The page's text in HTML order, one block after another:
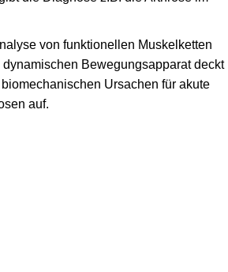
von funktionellen Muskelketten
Bewegungsapparat deckt
Ursachen für akute
auf.